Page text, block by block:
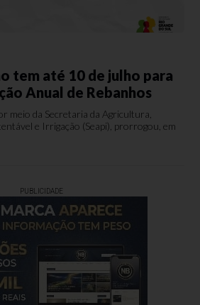
tem até 10 de julho para
Anual de Rebanhos
meio da Secretaria da Agricultura,
e Irrigação (Seapi), prorrogou, em
PUBLICIDADE